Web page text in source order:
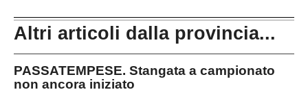
Altri articoli dalla provincia...
PASSATEMPESE. Stangata a campionato
non ancora iniziato